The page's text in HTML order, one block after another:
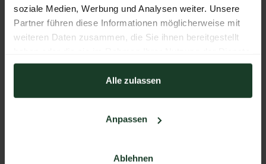
soziale Medien, Werbung und Analysen weiter. Unsere
Partner führen diese Informationen möglicherweise mit
weiteren Daten zusammen, die Sie ihnen bereitgestellt
gesammelt haben.
Alle zulassen
Anpassen
Ablehnen
Schwarz- und Streifengnu
Blesbok, Springbock und Steenbock
Nyala, Tsessebe und viele mehr